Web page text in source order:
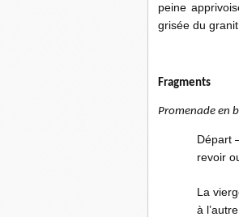
peine
grisée du
Fragments
Promenade en
Départ
revoir
La
à l’autre.